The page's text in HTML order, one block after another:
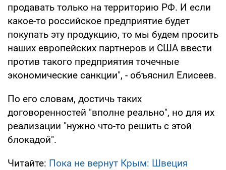
продавать только на территорию РФ. И если
какое-то российское предприятие будет
покупать эту продукцию, то мы будем просить
наших европейских партнеров и США ввести
против такого предприятия точечные
экономические санкции", - объяснил Елисеев.
По его словам, достичь таких
договоренностей "вполне реально", но для их
реализации "нужно что-то решить с этой
блокадой".
Читайте: Пока не вернут Крым: Швеция